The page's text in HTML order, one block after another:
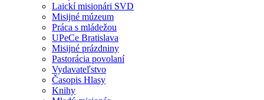
Laickí misionári SVD
Misijné múzeum
Práca s mládežou
UPeCe Bratislava
Misijné prázdniny
Pastorácia povolaní
Vydavateľstvo
Časopis Hlasy
Knihy